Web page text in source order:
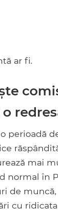
ar fi.
perioadă
mai
normal în
de
cu